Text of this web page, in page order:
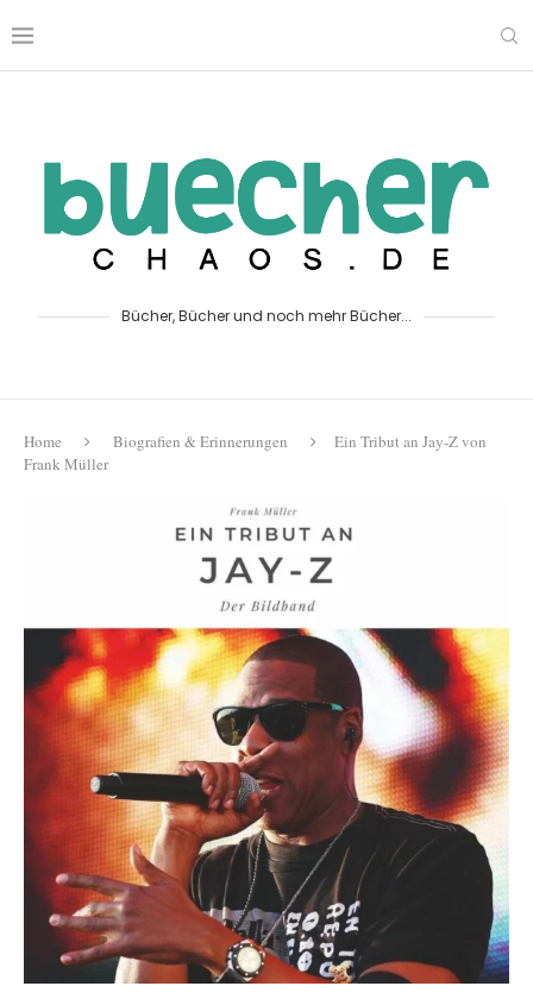
Bücher, Bücher und noch mehr Bücher...
Home Biografien & Erinnerungen
Ein Tribut an Jay-Z von
Frank Müller